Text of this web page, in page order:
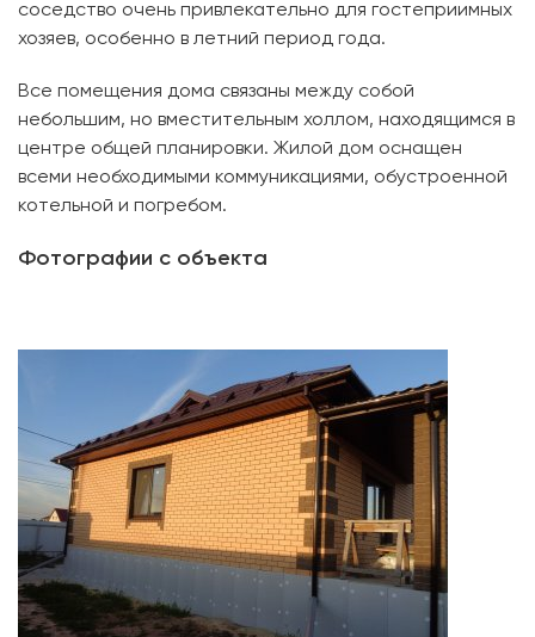
соседство очень привлекательно для гостеприимных
хозяев, особенно в летний период года.
Все помещения дома связаны между собой
небольшим, но вместительным холлом, находящимся в
центре общей планировки. Жилой дом оснащен
всеми необходимыми коммуникациями, обустроенной
котельной и погребом.
Фотографии с объекта